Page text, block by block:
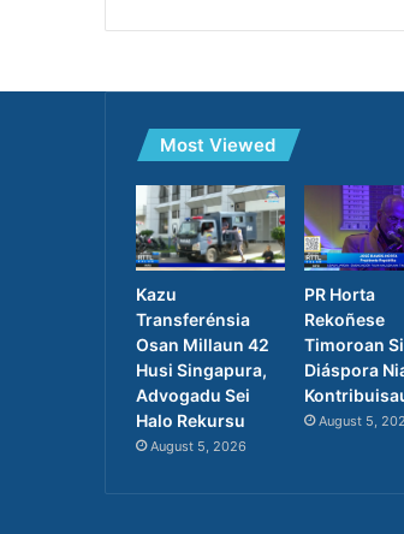
Most Viewed
Kazu
Transferénsia
Osan Millaun 42
Husi Singapura,
Advogadu Sei
Halo Rekursu
August 5, 2026
PR Horta
Rekoñese
Timoroan
Diáspora
August 5,